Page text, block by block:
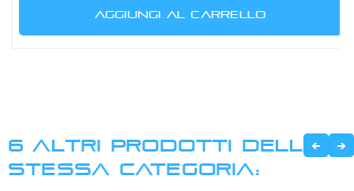
AGGIUNGI AL CARRELLO
6 ALTRI PRODOTTI DELLA
STESSA CATEGORIA: